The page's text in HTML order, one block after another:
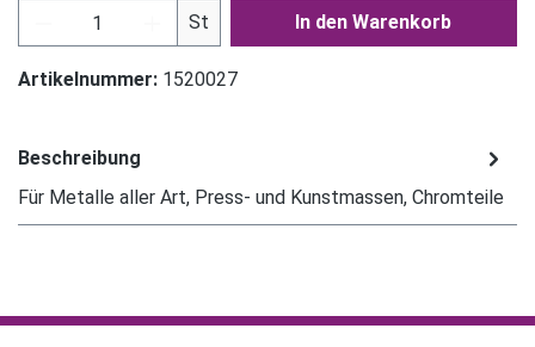
Produkt Anzahl: Gib den gewünschten Wert
St In den Warenkorb
Artikelnummer: 1520027
Beschreibung
Für Metalle aller Art, Press- und Kunstmassen, Chromteile